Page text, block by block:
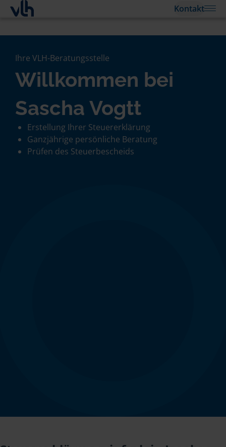
Kontakt
Ihre VLH-Beratungsstelle
Willkommen bei
Sascha Vogtt
Erstellung Ihrer Steuererklärung
Ganzjährige persönliche Beratung
Prüfen des Steuerbescheids